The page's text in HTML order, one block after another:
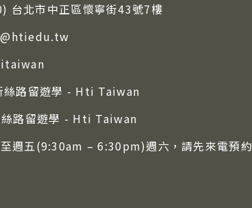
台北市中正區懷寧街43號7樓
絲路留遊學 - Hti Taiwan
路留遊學 - Hti Taiwan
週五(9:30am – 6:30pm)週六，請先來電預約